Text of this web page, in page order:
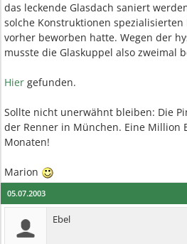
das leckende Glasdach saniert
solche Konstruktionen spezialisierten
vorher beworben hatte. Wegen der
musste die Glaskuppel also zweimal
Hier gefunden.
Sollte nicht unerwähnt bleiben: Die
der Renner in München. Eine Million
Monaten!
Marion
05.07.2003
Ebel